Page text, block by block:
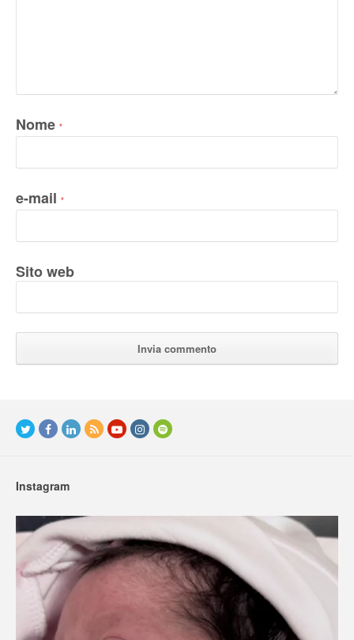
Nome *
e-mail *
Sito web
Instagram